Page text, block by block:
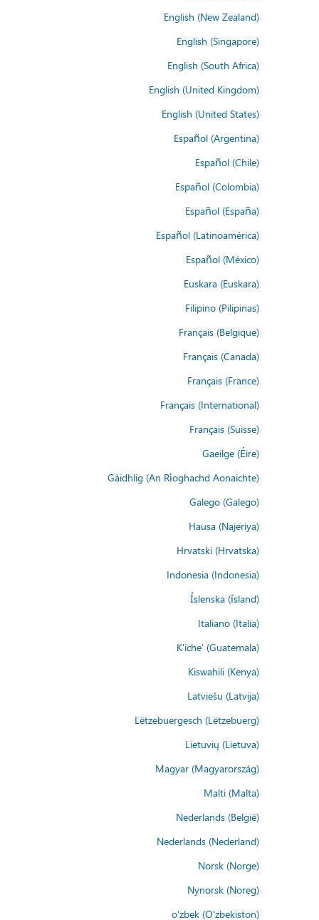
English (New Zealand)
English (Singapore)
English (South Africa)
English (United Kingdom)
English (United States)
Español (Argentina)
Español (Chile)
Español (Colombia)
Español (España)
Español (Latinoamérica)
Español (México)
Euskara (Euskara)
Filipino (Pilipinas)
Français (Belgique)
Français (Canada)
Français (France)
Français (International)
Français (Suisse)
Gaeilge (Éire)
Gàidhlig (An Rìoghachd Aonaichte)
Galego (Galego)
Hausa (Najeriya)
Hrvatski (Hrvatska)
Indonesia (Indonesia)
Íslenska (ísland)
Italiano (Italia)
K'iche' (Guatemala)
Kiswahili (Kenya)
Latviešu (Latvija)
Lëtzebuergesch (Lëtzebuerg)
Lietuvių (Lietuva)
Magyar (Magyarország)
Malti (Malta)
Nederlands (België)
Nederlands (Nederland)
Norsk (Norge)
Nynorsk (Noreg)
o'zbek (O'zbekiston)